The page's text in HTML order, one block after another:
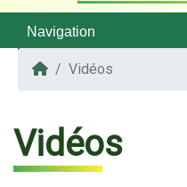
Navigation
Vidéos
Vidéos